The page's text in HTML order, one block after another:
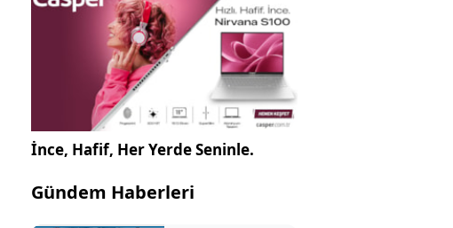
İnce, Hafif, Her Yerde Seninle.
Gündem Haberleri